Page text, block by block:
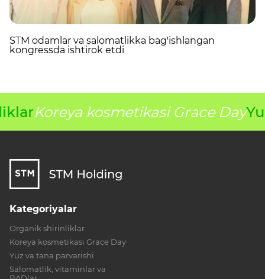
STM odamlar va salomatlikka bag'ishlangan
kongressda ishtirok etdi
Koreya kosmetikasi Grace Day
Kategoriyalar
Organik shirinliklar
Koreya kosmetikasi Grace Day
Yuz va tana parvarishi
Salomatlik, vitaminlar va